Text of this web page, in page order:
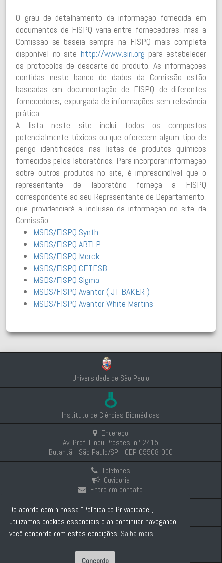
O grau de detalhamento da informação fornecida em
documentos de FISPQ varia entre fornecedores, mas a
Comissão se baseia sempre na FISPQ mais completa
disponível no site http://www.siri.org para estabelecer
os protocolos de descarte do produto. As informações
contidas neste banco de dados da Comissão estão
baseadas em documentação de FISPQ de diferentes
fornecedores, expurgada de informações sem relevância
prática.
A lista neste site inclui todos os compostos
potencialmente tóxicos ou que oferecem algum tipo de
perigo identificados nas listas de produtos químicos
fornecidos pelos laboratórios. Para incorporar informação
sobre outros produtos no site, é imprescindível que o
representante de laboratório forneça a FISPQ
correspondente ao seu Representante de Departamento,
que providenciará a inclusão da informação no site da
Comissão.
MSDS/FISPQ Synth
MSDS/FISPQ ABTLP​
​MSDS/FISPQ Merck​
MSDS/FISPQ CETESB ​
MSDS/FISPQ Sigma
MSDS/FISPQ Avantor ( JT BAKER )
MSDS/FISPQ Avantor White Martins
Universidade de São Paulo
Instituto de Ciências Biomédicas
Endereço
Av. Prof. Lineu Prestes, nº 2415
Butantã - São Paulo/SP - CEP 05508-000
Telefones
Ouvidoria
Entre em contato
Intranet
Comunicação e Imprensa
Politica de Privacidade
De acordo com a nossa "Política de Privacidade",
utilizamos cookies essenciais e ao continuar navegando,
você concorda com estas condições. Saiba mais
Concordo